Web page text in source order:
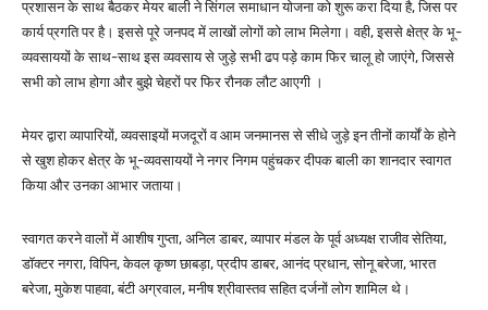
प्रशासन के साथ बैठकर मेयर बाली ने सिंगल समाधान योजना को शुरू करा दिया है, जिस पर
कार्य प्रगति पर है। इससे पूरे जनपद में लाखों लोगों को लाभ मिलेगा। वही, इससे क्षेत्र के भू-
व्यवसाययों के साथ-साथ इस व्यवसाय से जुड़े सभी ढप पड़े काम फिर चालू हो जाएंगे, जिससे
सभी को लाभ होगा और बुझे चेहरों पर फिर रौनक लौट आएगी ।
मेयर द्वारा व्यापारियों, व्यवसाइयों मजदूरों व आम जनमानस से सीधे जुड़े इन तीनों कार्यों के होने
से खुश होकर क्षेत्र के भू-व्यवसाययों ने नगर निगम पहुंचकर दीपक बाली का शानदार स्वागत
किया और उनका आभार जताया।
स्वागत करने वालों में आशीष गुप्ता, अनिल डाबर, व्यापार मंडल के पूर्व अध्यक्ष राजीव सेतिया,
डॉक्टर नगरा, विपिन, केवल कृष्ण छाबड़ा, प्रदीप डाबर, आनंद प्रधान, सोनू बरेजा, भारत
बरेजा, मुकेश पाहवा, बंटी अग्रवाल, मनीष श्रीवास्तव सहित दर्जनों लोग शामिल थे।